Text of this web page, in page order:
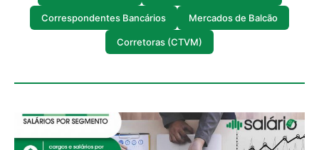
Correspondentes Bancários Mercados de Balcão
Corretoras (CTVM)